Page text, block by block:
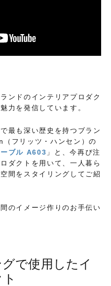
ンドのインテリアプロダク
力を発信しています。
最も深い歴史を持つブラン
フリッツ・ハンセン）の
ブル A603 」と、今再び注
ダクトを用いて、一人暮ら
間をスタイリングしてご紹
のイメージ作りのお手伝い
で使用したイ